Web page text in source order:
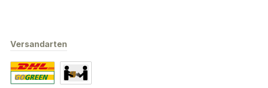
Versandarten